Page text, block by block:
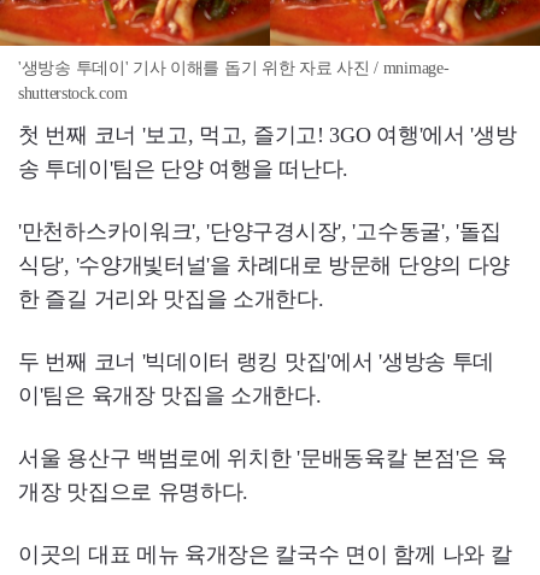
'생방송 투데이' 기사 이해를 돕기 위한 자료 사진 / mnimage-
shutterstock.com
첫 번째 코너 '보고, 먹고, 즐기고! 3GO 여행'에서 '생방
송 투데이'팀은 단양 여행을 떠난다.
'만천하스카이워크', '단양구경시장', '고수동굴', '돌집
식당', '수양개빛터널'을 차례대로 방문해 단양의 다양
한 즐길 거리와 맛집을 소개한다.
두 번째 코너 '빅데이터 랭킹 맛집'에서 '생방송 투데
이'팀은 육개장 맛집을 소개한다.
서울 용산구 백범로에 위치한 '문배동육칼 본점'은 육
개장 맛집으로 유명하다.
이곳의 대표 메뉴 육개장은 칼국수 면이 함께 나와 칼